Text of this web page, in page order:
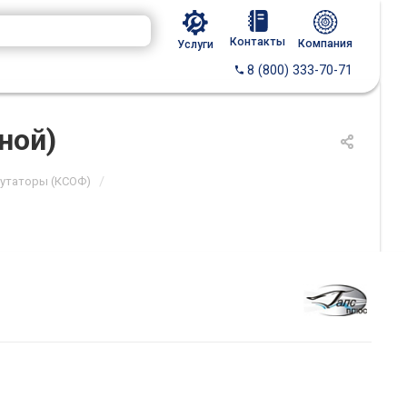
Услуги Контакты Компания
8 (800) 333-70-71
(КСОФ) /